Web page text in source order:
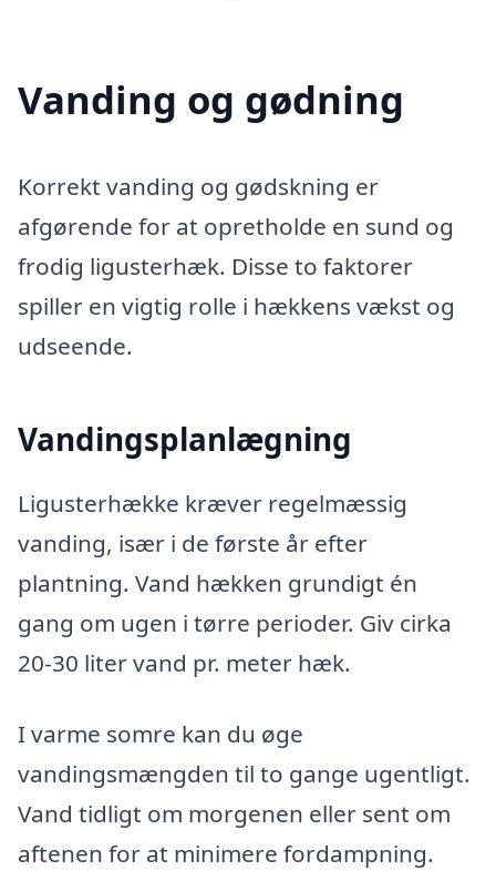
Vanding og gødning
Korrekt vanding og gødskning er
afgørende for at opretholde en sund og
frodig ligusterhæk. Disse to faktorer
spiller en vigtig rolle i hækkens vækst og
udseende.
Vandingsplanlægning
Ligusterhække kræver regelmæssig
vanding, især i de første år efter
plantning. Vand hækken grundigt én
gang om ugen i tørre perioder. Giv cirka
20-30 liter vand pr. meter hæk.
I varme somre kan du øge
vandingsmængden til to gange ugentligt.
Vand tidligt om morgenen eller sent om
aftenen for at minimere fordampning.